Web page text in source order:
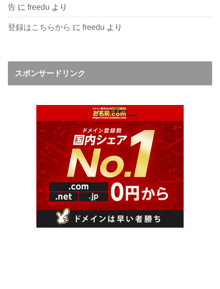
告 にfreedu より
登録はこちらから にfreedu より
スポンサードリンク